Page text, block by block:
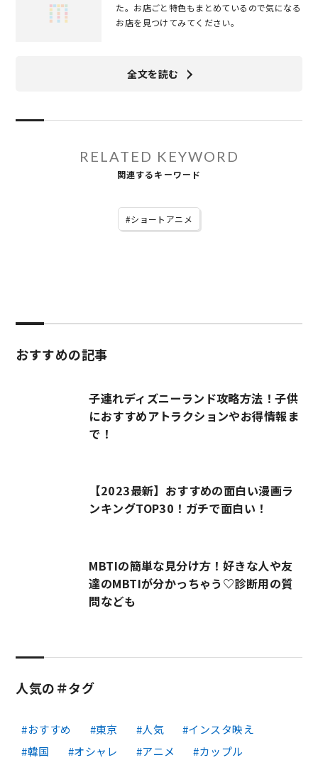
た。お店ごと特色もまとめているので気になる
お店を見つけてみてください。
全文を読む
RELATED KEYWORD
関連するキーワード
ショートアニメ
おすすめの記事
子連れディズニーランド攻略方法！子供
におすすめアトラクションやお得情報ま
で！
【2023最新】おすすめの面白い漫画ラ
ンキングTOP30！ガチで面白い！
MBTIの簡単な見分け方！好きな人や友
達のMBTIが分かっちゃう♡診断用の質
問なども
人気の＃タグ
おすすめ 東京 人気
インスタ映え
韓国
オシャレ アニメ
カップル